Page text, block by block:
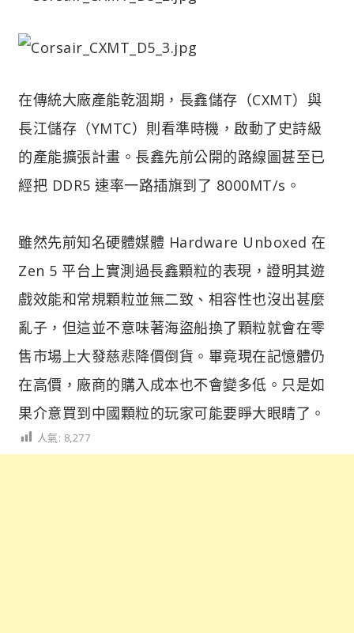
在傳統大廠產能乾涸期，長鑫儲存（CXMT）與
長江儲存（YMTC）則看準時機，啟動了史詩級
的產能擴張計畫。長鑫先前公開的路線圖甚至已
經把 DDR5 速率一路插旗到了 8000MT/s。
雖然先前知名硬體媒體 Hardware Unboxed 在
Zen 5 平台上實測過長鑫顆粒的表現，證明其遊
戲效能和常規顆粒並無二致、相容性也沒出甚麼
亂子，但這並不意味著海盜船換了顆粒就會在零
售市場上大發慈悲降價倒貨。畢竟現在記憶體仍
在高價，廠商的購入成本也不會變多低。只是如
果介意買到中國顆粒的玩家可能要睜大眼睛了。
人氣: 8,277